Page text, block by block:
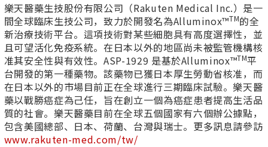
樂天醫藥生技股份有限公司（Rakuten Medical Inc.）是一
間全球臨床生技公司，致力於開發名為Alluminox™TM的全
新治療技術平台。這項技術對某些細胞具有高度選擇性，並
且可望活化免疫系統。在日本以外的地區尚未被監管機構核
准其安全性與有效性。ASP-1929 是基於Alluminox™TM平
台開發的第一種藥物。該藥物已獲日本厚生勞動省核准，而
在日本以外的市場目前正在全球進行三期臨床試驗。樂天醫
藥以戰勝癌症為己任，旨在創立一個為癌症患者提高生活品
質的社會。樂天醫藥目前在全球五個國家有六個辦公據點，
包含美國總部、日本、荷蘭、台灣與瑞士。更多訊息請參訪
www.rakuten-med.com/tw/